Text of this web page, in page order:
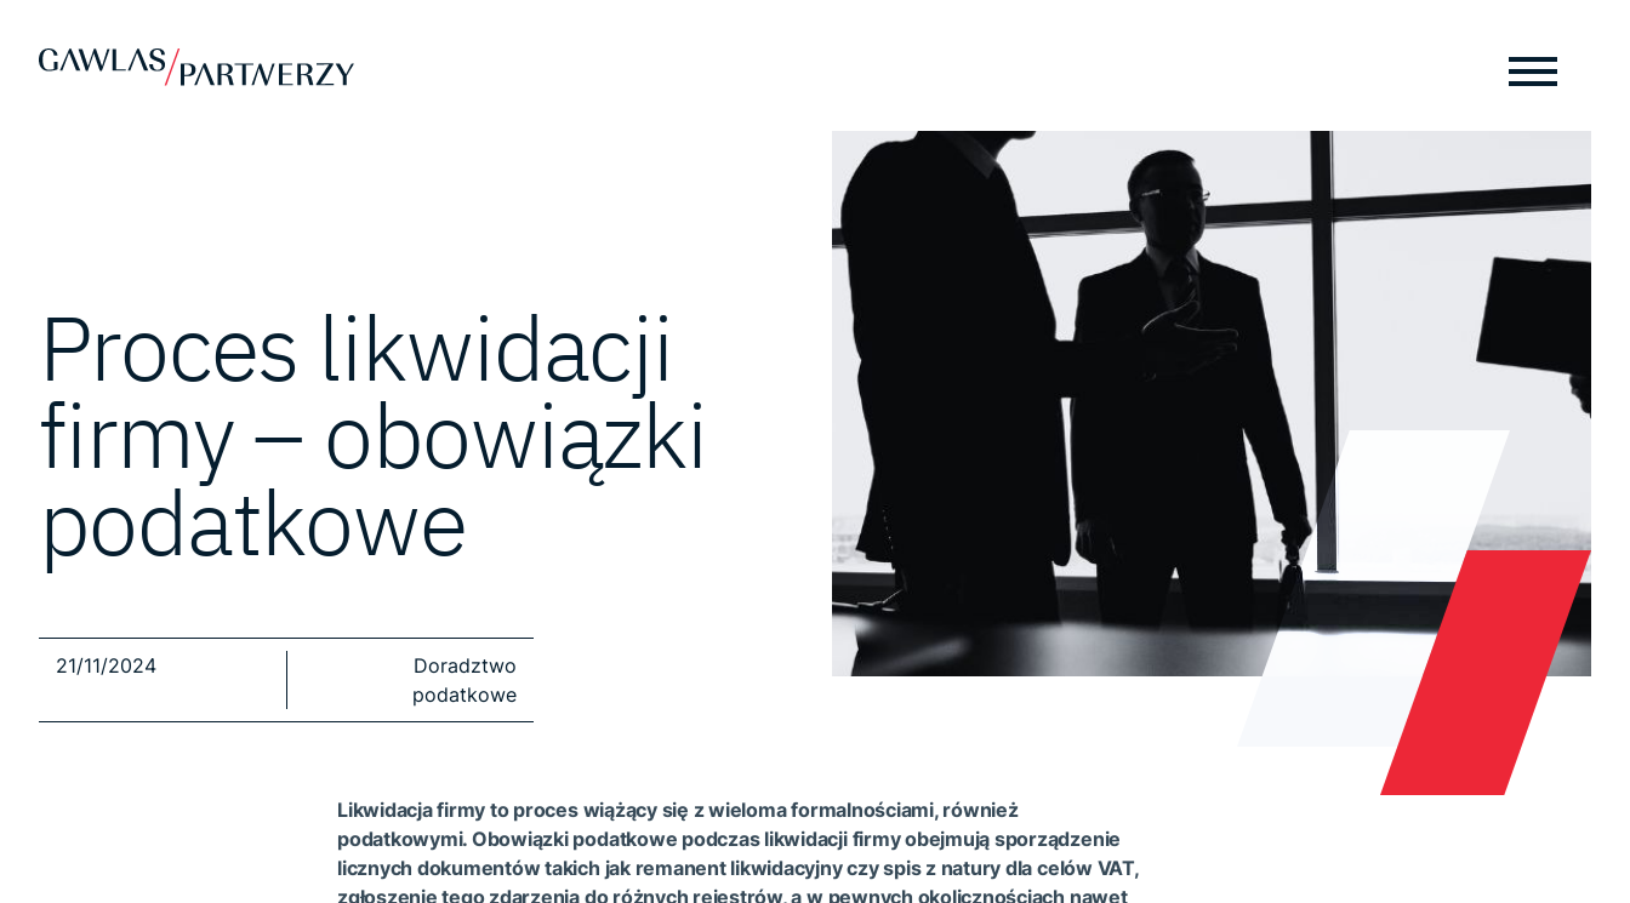
Proces likwidacji
firmy – obowiązki
podatkowe
21/11/2024
Doradztwo
podatkowe
Likwidacja firmy to proces wiążący się z wieloma formalnościami, również
podatkowymi. Obowiązki podatkowe podczas likwidacji firmy obejmują sporządzenie
licznych dokumentów takich jak remanent likwidacyjny czy spis z natury dla celów VAT,
zgłoszenie tego zdarzenia do różnych rejestrów, a w pewnych okolicznościach nawet